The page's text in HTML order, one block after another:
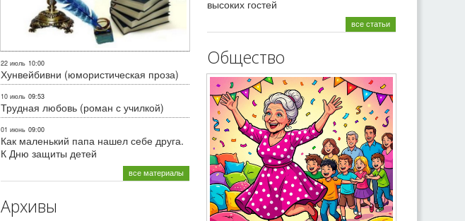
22 июль 10:00
Хунвейбивни (юмористическая проза)
10 июль 09:53
Трудная любовь (роман с училкой)
01 июнь 09:00
Как маленький папа нашел себе друга.
К Дню защиты детей
все материалы
Архивы
высоких гостей
все статьи
Общество